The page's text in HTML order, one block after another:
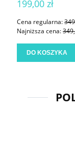
199,00 zł
Cena regularna:
Najniższa cena:
DO KOSZYKA